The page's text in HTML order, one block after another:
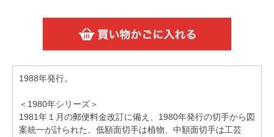
1988年発行。
＜1980年シリーズ＞
1981年１月の郵便料金改訂に備え、1980年発行の切手から図
案統一が計られた。低額面切手は植物、中額面切手は工芸